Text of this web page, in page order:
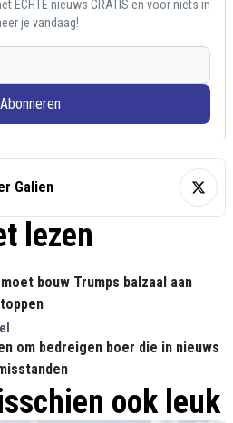
ECHTE nieuws GRATIS en voor niets in
je vandaag!
Abonneren
Galien
lezen
bouw Trumps balzaal aan
om bedreigen boer die in nieuws
ook leuk